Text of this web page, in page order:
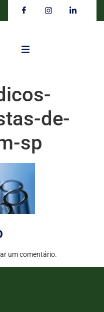
de-
sp
um comentário.